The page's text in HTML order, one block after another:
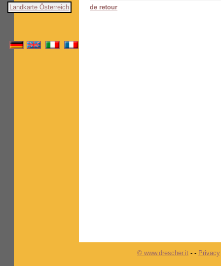
Landkarte Österreich de retour
© www.drescher.it - - Privacy